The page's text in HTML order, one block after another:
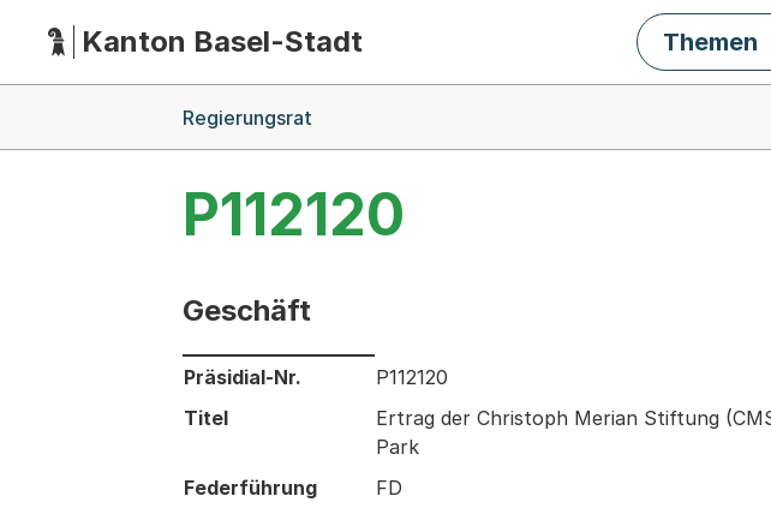
HauptnavigationKanton Basel-Stadt Themen
Regierungsrat
P112120
Geschäft
Informationen zum Ausgewählten Geschäft
Präsidial-Nr.
P112120
Titel
Ertrag der Christoph Merian Stiftung
Park
Federführung
FD